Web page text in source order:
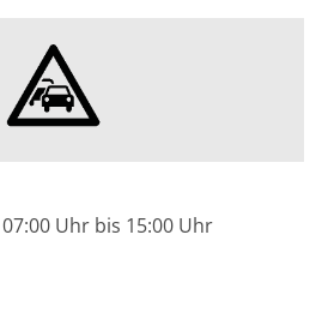
Uhr bis 15:00 Uhr